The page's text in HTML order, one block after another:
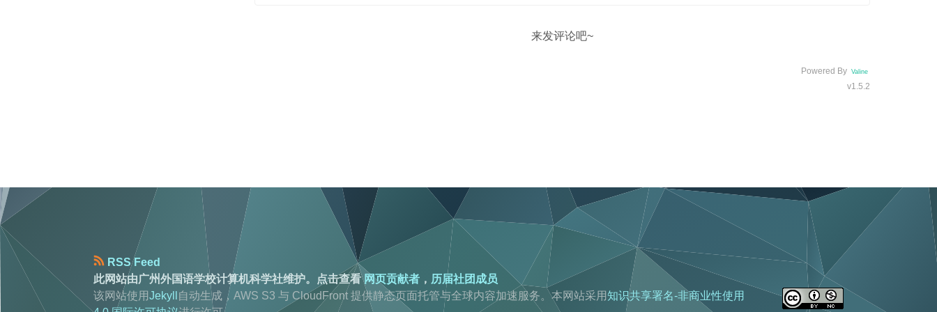
来发评论吧~
Powered By Valine
v1.5.2
RSS Feed
此网站由广州外国语学校计算机科学社维护。点击查看网页贡献者 ， 历届社团成员
该网站使用Jekyll 自动生成，AWS S3 与 CloudFront 提供静态页面托管与全球内容加速服务。本网站采用 知识共享署名-非商业性使用